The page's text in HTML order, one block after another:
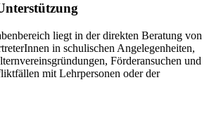
liegt in der direkten Beratung von
in schulischen Angelegenheiten,
Förderansuchen und
mit Lehrpersonen oder der